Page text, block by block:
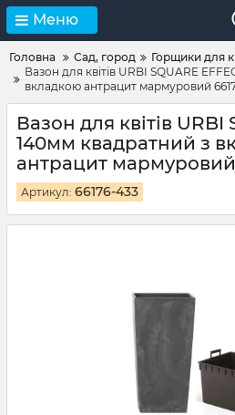
Меню
Головна Сад, город
Горщики для
Вазон для квітів URBI SQUARE
вкладкою антрацит мармуровий
Вазон для квітів URBI
140мм квадратний з
антрацит мармуровий
Артикул: 66176-433